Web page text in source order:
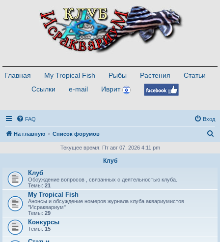
Главная My Tropical Fish Рыбы Растения
Статьи
Ссылки
e-mail Иврит
FAQ Вход
На главную Список форумов
с
Текущее время: Пт авг 07, 2026 4:11 pm
Клуб
Клуб
Обсуждение вопросов , связанных с деятельностью клуба.
Темы: 21
My Tropical Fish
Анонсы и обсуждение номеров журнала клуба аквариумистов
"Исраквариум"
Темы: 29
Конкурсы
Темы: 15